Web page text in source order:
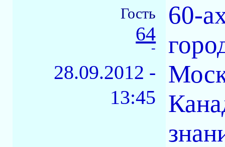
Гость
64
-
28.09.2012 -
13:45
60-